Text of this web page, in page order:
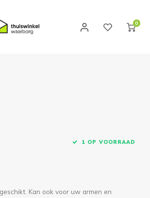
0
1 OP VOORRAAD
Kan ook voor uw armen en